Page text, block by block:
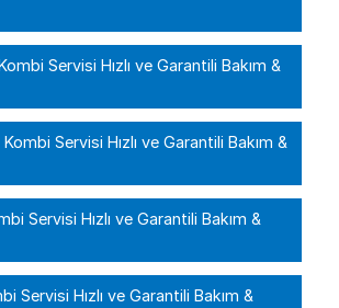
Servisi Hızlı ve Garantili Bakım &
Servisi Hızlı ve Garantili Bakım &
Servisi Hızlı ve Garantili Bakım &
Servisi Hızlı ve Garantili Bakım &